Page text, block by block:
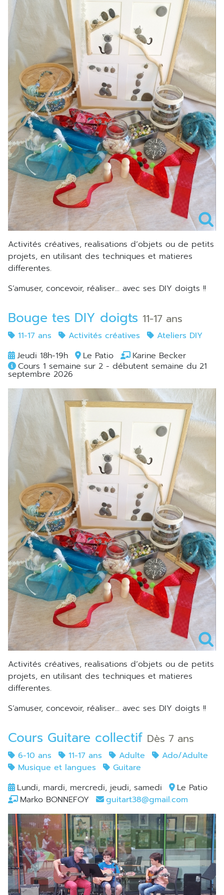
Activités créatives, realisations d’objets ou de petits
projets, en utilisant des techniques et matieres
differentes.
S’amuser, concevoir, réaliser... avec ses DIY doigts !!
Bouge tes DIY doigts 11-17 ans
11-17 ans Activités créatives
Ateliers DIY
Jeudi 18h-19h
Le Patio
Karine Becker
Cours 1 semaine sur 2 - débutent semaine du 21
septembre 2026
Activités créatives, realisations d’objets ou de petits
projets, en utilisant des techniques et matieres
differentes.
S’amuser, concevoir, réaliser... avec ses DIY doigts !!
Cours Guitare collectif Dès 7 ans
6-10 ans 11-17 ans Adulte
Ado/Adulte
Musique et langues
Guitare
Lundi, mardi, mercredi, jeudi, samedi
Le Patio
Marko BONNEFOY
guitart38@gmail.com